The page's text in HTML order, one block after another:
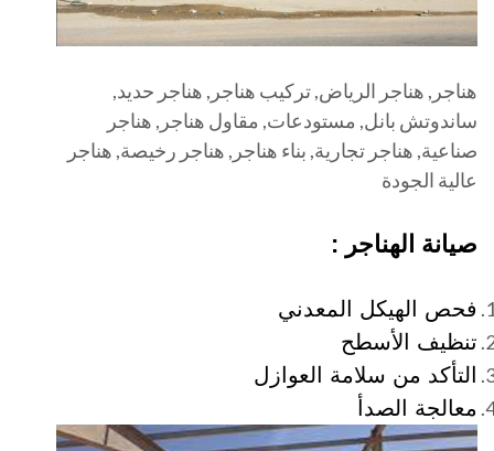
هناجر, هناجر الرياض, تركيب هناجر, هناجر حديد,
ساندوتش بانل, مستودعات, مقاول هناجر, هناجر
صناعية, هناجر تجارية, بناء هناجر, هناجر رخيصة, هناجر
عالية الجودة
صيانة الهناجر :
فحص الهيكل المعدني
تنظيف الأسطح
التأكد من سلامة العوازل
معالجة الصدأ